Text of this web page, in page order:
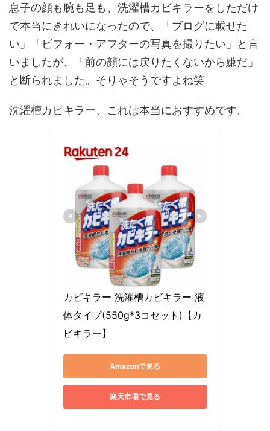
息子の顔も腕も足も、洗濯槽カビキラーをしただけ
で本当にきれいになったので、「ブログに載せた
い」「ビフォー・アフターの写真を撮りたい」と言
いましたが、「前の顔には戻りたくないから嫌だ」
と断られました。そりゃそうですよね笑
洗濯槽カビキラー、これは本当におすすめです。
カビキラー 洗濯槽カビキラー 液
体タイプ(550g*3コセット)【カ
ビキラー】
Amazonで見る
楽天市場で見る